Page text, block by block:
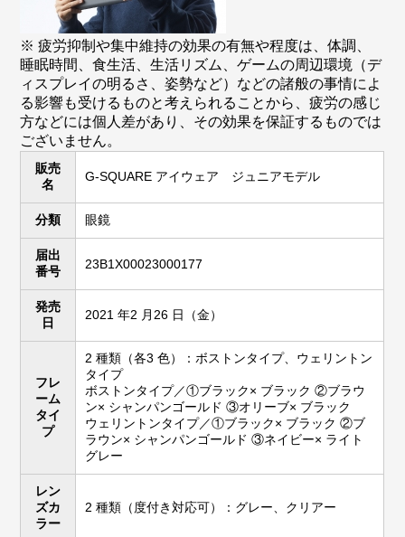
※ 疲労抑制や集中維持の効果の有無や程度は、体調、
睡眠時間、食生活、生活リズム、ゲームの周辺環境（デ
ィスプレイの明るさ、姿勢など）などの諸般の事情によ
る影響も受けるものと考えられることから、疲労の感じ
方などには個人差があり、その効果を保証するものでは
ございません。
販売
名
G-SQUARE アイウェア ジュニアモデル
分類 眼鏡
届出
番号
23B1X00023000177
発売
日
2021 年2 月26 日（金）
フレ
ーム
タイ
プ
2 種類（各3 色）：ボストンタイプ、ウェリントン
タイプ
ボストンタイプ／①ブラック× ブラック ②ブラウ
ン× シャンパンゴールド ③オリーブ× ブラック
ウェリントンタイプ／①ブラック× ブラック ②ブ
ラウン× シャンパンゴールド ③ネイビー× ライト
グレー
レン
ズカ
ラー
2 種類（度付き対応可）：グレー、クリアー